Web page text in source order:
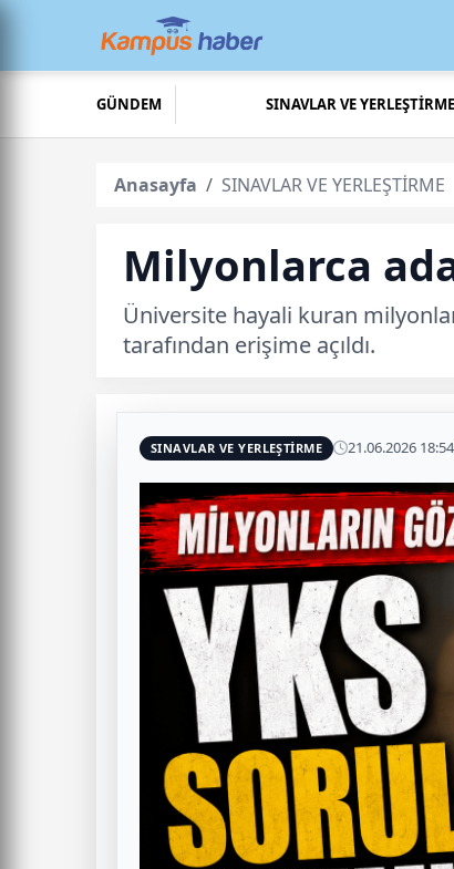
GÜNDEM SINAVLAR VE YERLEŞTİRME
Anasayfa SINAVLAR VE YERLEŞTİRME
Milyonlarca
Üniversite hayali kuran
tarafından erişime açıldı.
SINAVLAR VE YERLEŞTİRME 21.06.2026 18:54